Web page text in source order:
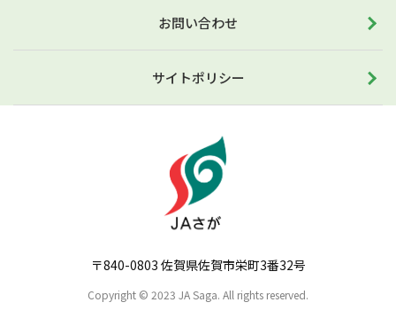
お問い合わせ
サイトポリシー
〒840-0803 佐賀県佐賀市栄町3番32号
Copyright © 2023 JA Saga. All rights reserved.